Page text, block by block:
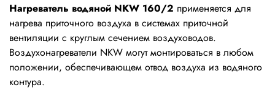
Нагреватель водяной NKW 160/2 применяется для
нагрева приточного воздуха в системах приточной
вентиляции с круглым сечением воздуховодов.
Воздухонагреватели NKW могут монтироваться в любом
положении, обеспечивающем отвод воздуха из водяного
контура.